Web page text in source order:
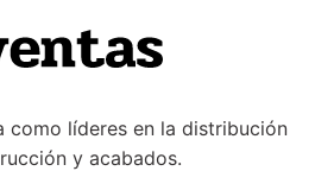
como líderes en la distribución
y acabados.